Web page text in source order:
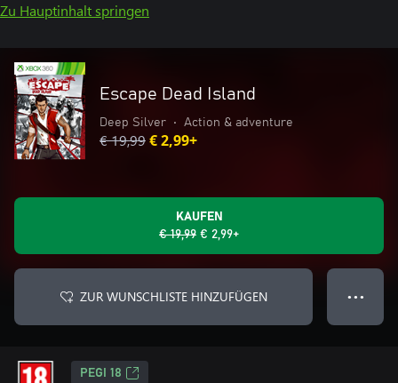
Zu Hauptinhalt springen
Escape Dead Island
Deep Silver • Action & adventure
€ 19,99€ 2,99+
KAUFEN
€ 19,99 € 2,99+
ZUR WUNSCHLISTE HINZUFÜGEN ● ● ●
PEGI 18